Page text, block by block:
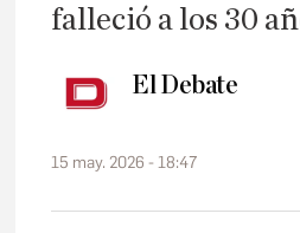
falleció a los 30
El Debate
15 may. 2026 - 18:47